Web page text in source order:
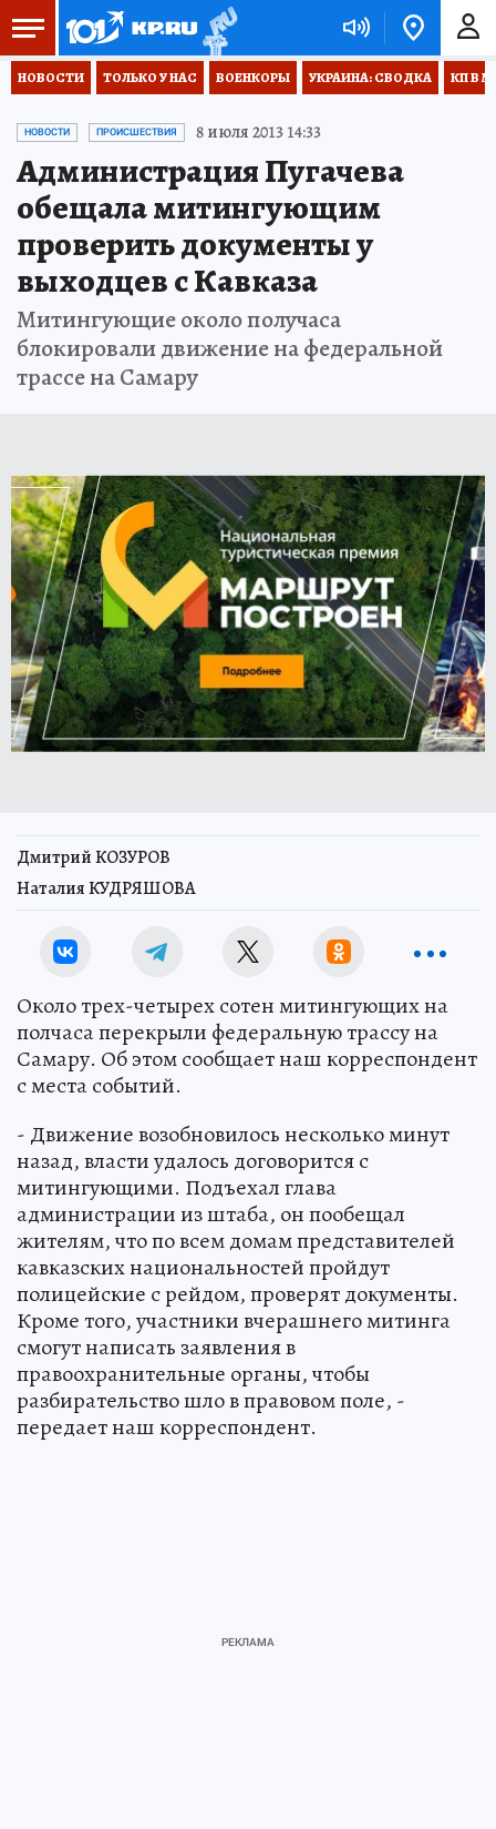
НОВОСТИ ТОЛЬКО У НАС ВОЕНКОРЫ УКРАИНА: СВОДКА КП В
НОВОСТИ ПРОИСШЕСТВИЯ 8 июля 2013 14:33
Администрация Пугачева
обещала митингующим
проверить документы у
выходцев с Кавказа
Митингующие около получаса
блокировали движение на федеральной
трассе на Самару
Дмитрий КОЗУРОВ
Наталия КУДРЯШОВА
Около трех-четырех сотен митингующих на
полчаса перекрыли федеральную трассу на
Самару. Об этом сообщает наш корреспондент
с места событий.
- Движение возобновилось несколько минут
назад, власти удалось договорится с
митингующими. Подъехал глава
администрации из штаба, он пообещал
жителям, что по всем домам представителей
кавказских национальностей пройдут
полицейские с рейдом, проверят документы.
Кроме того, участники вчерашнего митинга
смогут написать заявления в
правоохранительные органы, чтобы
разбирательство шло в правовом поле, -
передает наш корреспондент.